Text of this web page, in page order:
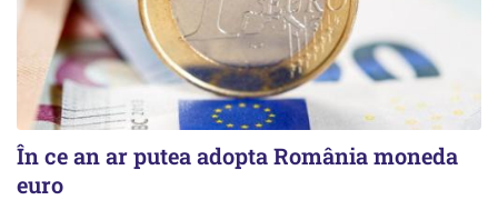
În ce an ar putea adopta România moneda
euro